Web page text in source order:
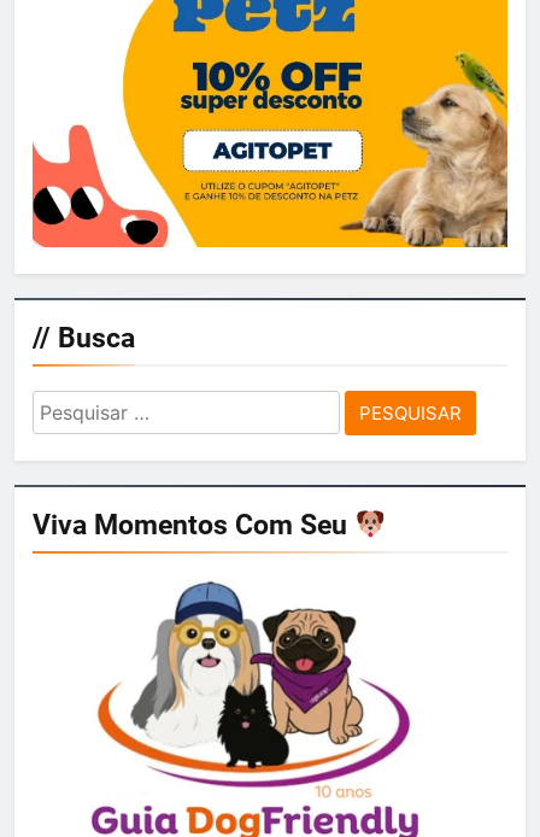
// Busca
Pesquisar
por:
Viva Momentos Com Seu